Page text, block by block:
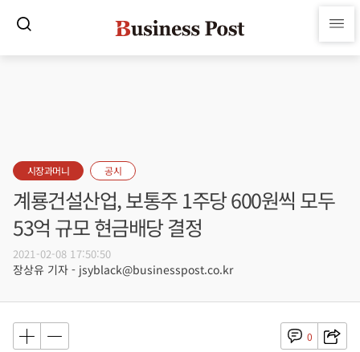
시장과머니 공시
계룡건설산업, 보통주 1주당 600원씩 모두
53억 규모 현금배당 결정
2021-02-08 17:50:50
장상유 기자 - jsyblack@businesspost.co.kr
0